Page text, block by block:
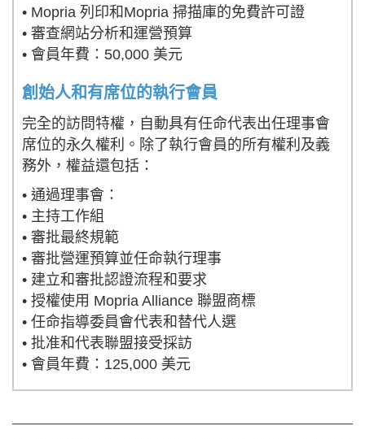
• Mopria 列印和Mopria 掃描庫的免費許可證
• 審查網站分析和運營預算
• 會員年費：50,000 美元
創始人和有席位的執行會員
完全的訪問特權，自動具有任命代表出任理事會
席位的永久權利。除了執行會員的所有權利及義
務外，權益還包括：
• 通過理事會：
• 主持工作組
• 審批最終規範
• 審批營運預算並任命執行理事
• 建立和審批認證流程和要求
• 授權使用 Mopria Alliance 聯盟商標
• 任命指導委員會代表和替代人選
• 批准和代表聯盟接受採訪
• 會員年費：125,000 美元